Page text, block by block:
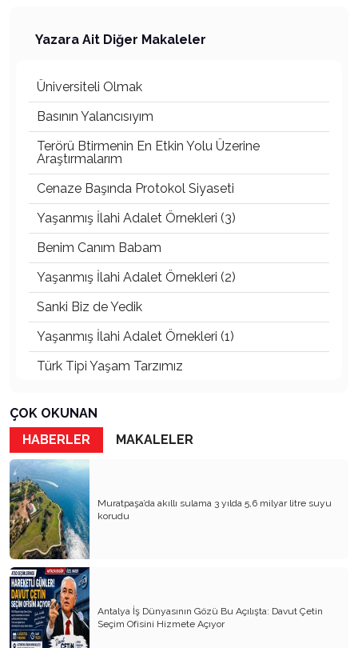
Yazara Ait Diğer Makaleler
Üniversiteli Olmak
Basının Yalancısıyım
Terörü Btirmenin En Etkin Yolu Üzerine
Araştırmalarım
Cenaze Başında Protokol Siyaseti
Yaşanmış İlahi Adalet Örnekleri (3)
Benim Canım Babam
Yaşanmış İlahi Adalet Örnekleri (2)
Sanki Biz de Yedik
Yaşanmış İlahi Adalet Örnekleri (1)
Türk Tipi Yaşam Tarzımız
Katil Ağaçlar
Keşke Herkes Sevdiği ve İyi Bildiği İşi Yapsa
Veda Mektubum
Avm’ler Sinek Avlıyor
Hangi Gazetecilerin Günü?
Çok Para, Çok Bela
Geçen Yıldan Akılda Kalanlar
Yeni Yıl Duam
ÇOK OKUNAN
HABERLER
MAKALELER
Muratpaşa’da akıllı sulama 3 yılda 5,6 milyar litre suyu
korudu
Antalya İş Dünyasının Gözü Bu Açılışta: Davut Çetin
Seçim Ofisini Hizmete Açıyor